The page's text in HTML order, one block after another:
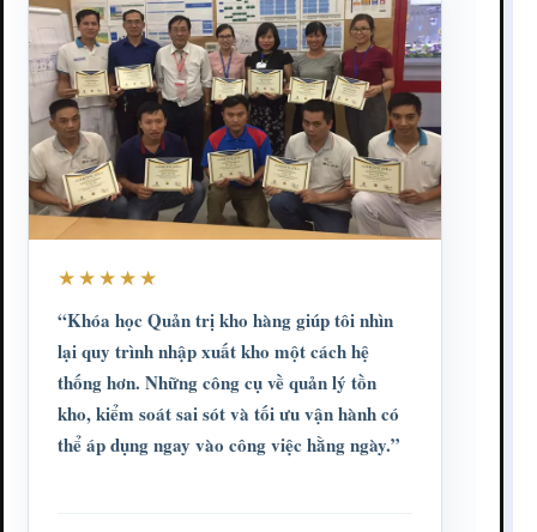
★★★★★
“Khóa học Quản trị kho hàng giúp tôi nhìn
lại quy trình nhập xuất kho một cách hệ
thống hơn. Những công cụ về quản lý tồn
kho, kiểm soát sai sót và tối ưu vận hành có
thể áp dụng ngay vào công việc hằng ngày.”